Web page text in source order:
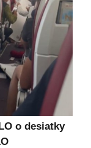
o desiatky